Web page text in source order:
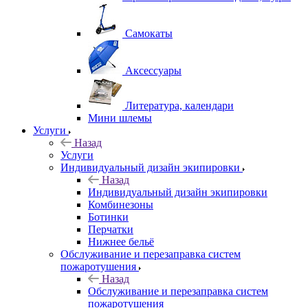
Самокаты
Аксессуары
Литература, календари
Мини шлемы
Услуги
Назад
Услуги
Индивидуальный дизайн экипировки
Назад
Индивидуальный дизайн экипировки
Комбинезоны
Ботинки
Перчатки
Нижнее бельё
Обслуживание и перезаправка систем
пожаротушения
Назад
Обслуживание и перезаправка систем
пожаротушения